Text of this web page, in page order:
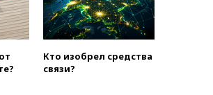
вчера, 16:50Politico: «Газовая
авантюра Германии ставит под
угрозу европейскую зиму»
вчера, 16:16 Беспилотник
взорвался вблизи
Кто изобрел средства
связи?